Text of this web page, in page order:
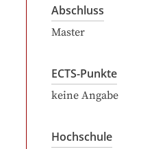
Abschluss
Master
ECTS-Punkte
keine Angabe
Hochschule